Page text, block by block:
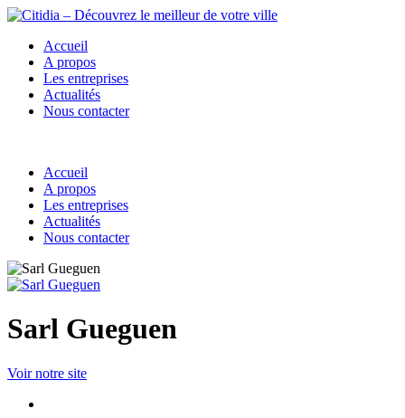
Accueil
A propos
Les entreprises
Actualités
Nous contacter
Accueil
A propos
Les entreprises
Actualités
Nous contacter
Sarl Gueguen
Voir notre site